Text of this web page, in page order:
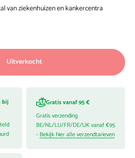
van ziekenhuizen en kankercentra
Uitverkocht
bij
Gratis vanaf 95 €
Gratis verzending
BE/NL/LU/FR/DE/UK vanaf €95
- Bekijk hier alle verzendtarieven